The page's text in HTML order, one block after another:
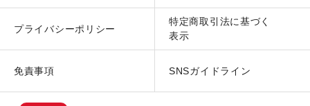
プライバシーポリシー
特定商取引法に基づく
表示
免責事項 SNSガイドライン